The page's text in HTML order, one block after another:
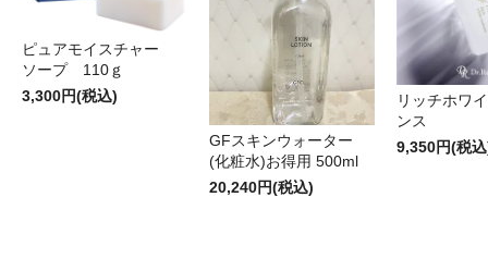
ピュアモイスチャー
ソープ 110ｇ
3,300円(税込)
GFスキンウォーター
(化粧水)お得用 500ml
20,240円(税込)
リッチホワ
ンス
9,350円(税